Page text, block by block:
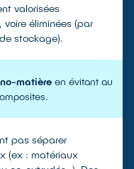
valorisées
éliminées (par
stockage).
matière en évitant au
pas séparer
(ex : matériaux